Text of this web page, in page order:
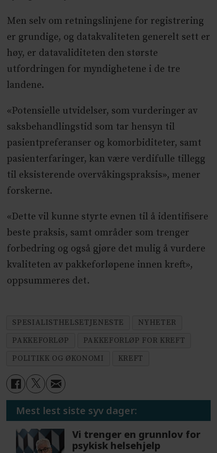
Men selv om retningslinjene for registrering
er grundige, og datakvaliteten generelt sett er
høy, er datavaliditeten den største
utfordringen for myndighetene i de tre
landene.
«Potensielle utvidelser, som vurderinger av
saksbehandlingstid som tar hensyn til
pasientpreferanser og komorbiditeter, samt
pasienterfaringer, kan være verdifulle tillegg
til eksisterende overvåkingspraksis», mener
forskerne.
«Dette vil kunne styrte evnen til å identifisere
beste praksis, samt områder som trenger
forbedring og også gjøre det mulig å vurdere
kvaliteten av pakkeforløpene innen kreft»,
oppsummeres det.
SPESIALISTHELSETJENESTE
NYHETER
PAKKEFORLØP
PAKKEFORLØP FOR KREFT
POLITIKK OG ØKONOMI
KREFT
Mest lest siste syv dager:
Vi trenger en grunnlov for
psykisk helsehjelp